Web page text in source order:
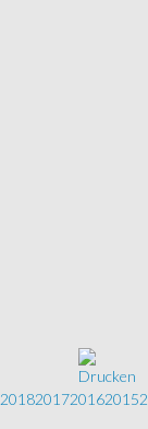
2018201720162015